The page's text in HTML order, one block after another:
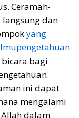
Ceramah-
dan
yang
bagi
ini dapat
mengalami
dalam